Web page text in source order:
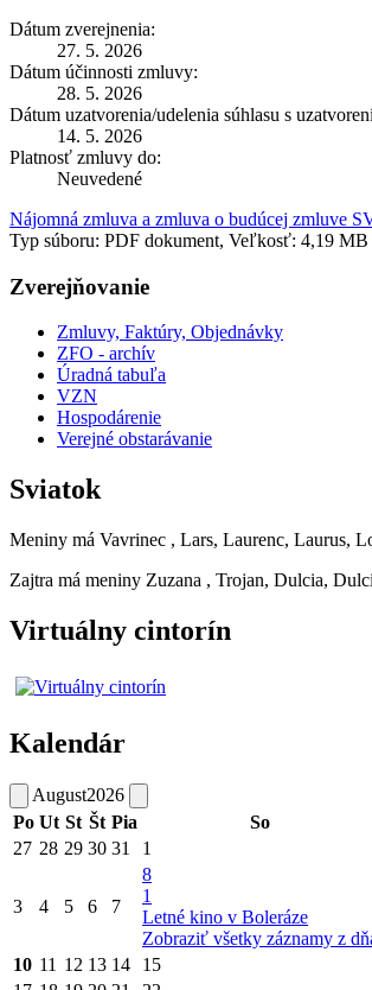
Dátum zverejnenia:
27. 5. 2026
Dátum účinnosti zmluvy:
28. 5. 2026
Dátum uzatvorenia/udelenia súhlasu s
14. 5. 2026
Platnosť zmluvy do:
Neuvedené
Nájomná zmluva a zmluva o budúcej zmluve
Typ súboru: PDF dokument, Veľkosť: 4,19 MB
Zverejňovanie
Zmluvy, Faktúry, Objednávky
ZFO - archív
Úradná tabuľa
VZN
Hospodárenie
Verejné obstarávanie
Sviatok
Meniny má Vavrinec , Lars, Laurenc, Laurus,
Zajtra má meniny Zuzana , Trojan, Dulcia,
Virtuálny cintorín
Kalendár
August2026
Po Ut St Št Pia So
27 28 29 30 31 1
3 4 5 6 7
8
1
Letné kino v Boleráze
Zobraziť všetky záznamy z
10 11 12 13 14 15